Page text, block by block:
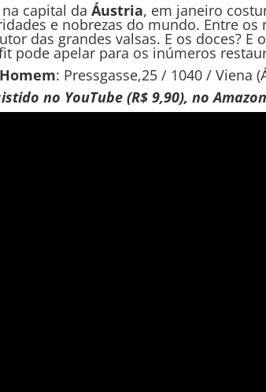
capital da Áustria, em janeiro
e nobrezas do mundo. Entre
das grandes valsas. E os doces? E
pode apelar para os inúmeros
: Pressgasse,25 / 1040 / Viena
no YouTube (R$ 9,90), no